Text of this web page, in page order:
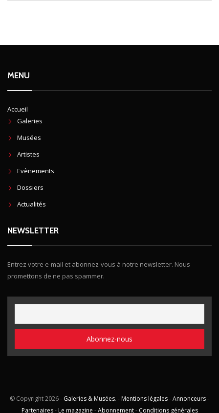
MENU
Accueil
Galeries
Musées
Artistes
Evènements
Dossiers
Actualités
NEWSLETTER
Entrez votre e-mail et abonnez-vous à notre newsletter. Nous
promettons de ne pas spammer.
© Copyright2026 - Galeries & Musées. - Mentions légales-Annonceurs-
Partenaires- Le magazine -Abonnement- Conditions générales